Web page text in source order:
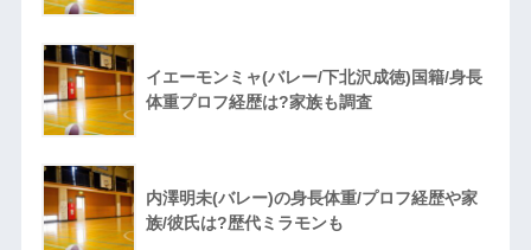
イエーモンミャ(バレー/下北沢成徳)国籍/身長
体重プロフ経歴は?家族も調査
内澤明未(バレー)の身長体重/プロフ経歴や家
族/彼氏は?歴代ミラモンも